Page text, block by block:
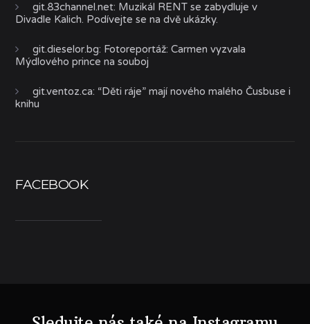
git.83channel.net: Muzikál RENT se zabydluje v
Divadle Kalich. Podívejte se na dvě ukázky.
git.dieselor.bg: Fotoreportáž: Carmen vyzvala
Mýdlového prince na souboj
git.ventoz.ca: “Děti ráje” mají nového malého Čusbuse i
knihu
FACEBOOK